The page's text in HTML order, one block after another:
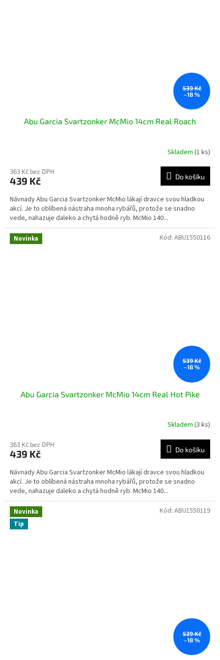
539 Kč
–18 %
Abu Garcia Svartzonker McMio 14cm Real Roach
Skladem (1 ks)
363 Kč bez DPH
439 Kč Do košíku
Návnady Abu Garcia Svartzonker McMio lákají dravce svou hladkou
akcí. Je to oblíbená nástraha mnoha rybářů, protože se snadno
vede, nahazuje daleko a chytá hodně ryb. McMio 140...
Novinka
539 Kč
–18 %
Abu Garcia Svartzonker McMio 14cm Real Hot Pike
Skladem (3 ks)
363 Kč bez DPH
439 Kč Do košíku
Návnady Abu Garcia Svartzonker McMio lákají dravce svou hladkou
akcí. Je to oblíbená nástraha mnoha rybářů, protože se snadno
vede, nahazuje daleko a chytá hodně ryb. McMio 140...
Kód: ABU1550116
Novinka
Tip
539 Kč
–18 %
Kód: ABU1550119